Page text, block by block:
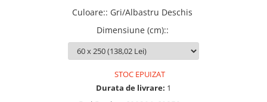
Culoare:: Gri/Albastru Deschis
Dimensiune (cm)::
STOC EPUIZAT
Durata de livrare: 1